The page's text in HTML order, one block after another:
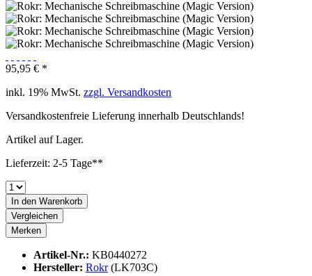
95,95 € *
inkl. 19% MwSt. zzgl. Versandkosten
Versandkostenfreie Lieferung innerhalb Deutschlands!
Artikel auf Lager.
Lieferzeit: 2-5 Tage**
In den Warenkorb
Vergleichen
Merken
Artikel-Nr.: KB0440272
Hersteller: Rokr(LK703C)